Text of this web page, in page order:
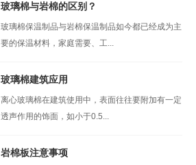
玻璃棉与岩棉的区别？
玻璃棉保温制品与岩棉保温制品如今都已经成为主
要的保温材料，家庭需要、工...
玻璃棉建筑应用
离心玻璃棉在建筑使用中，表面往往要附加有一定
透声作用的饰面，如小于0.5...
岩棉板注意事项